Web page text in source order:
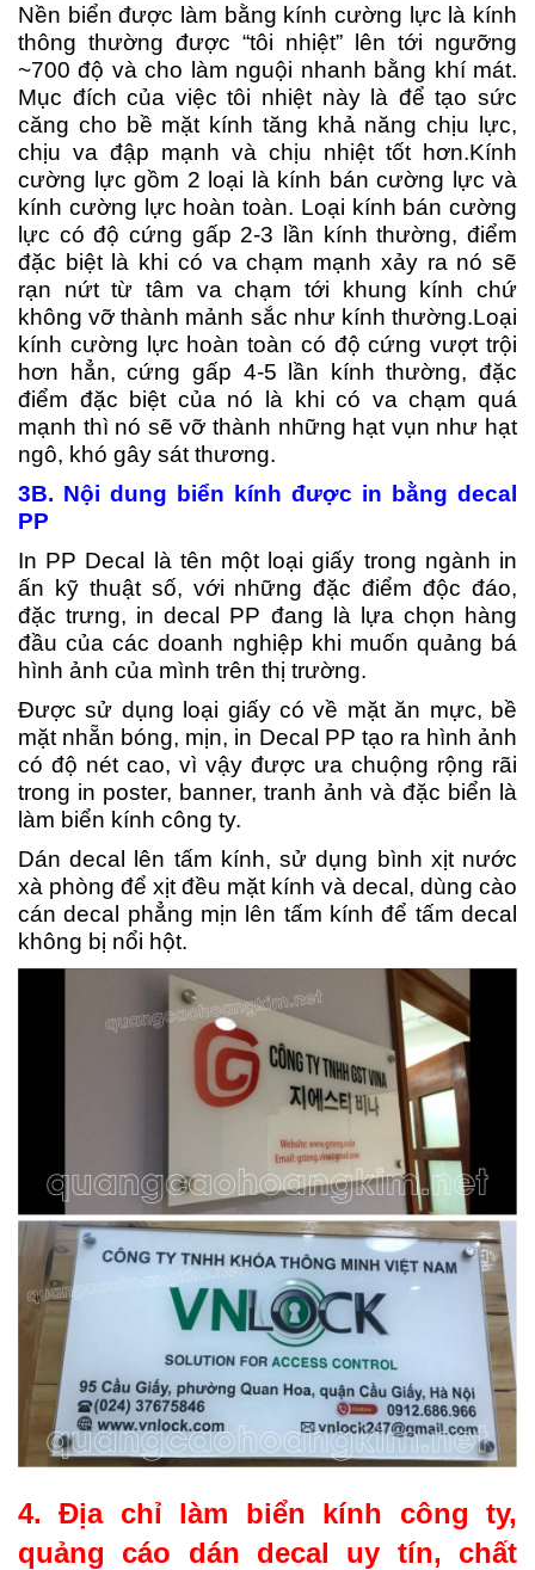
Nền biển được làm bằng kính cường lực là kính
thông thường được “tôi nhiệt” lên tới ngưỡng
~700 độ và cho làm nguội nhanh bằng khí mát.
Mục đích của việc tôi nhiệt này là để tạo sức
căng cho bề mặt kính tăng khả năng chịu lực,
chịu va đập mạnh và chịu nhiệt tốt hơn.Kính
cường lực gồm 2 loại là kính bán cường lực và
kính cường lực hoàn toàn. Loại kính bán cường
lực có độ cứng gấp 2-3 lần kính thường, điểm
đặc biệt là khi có va chạm mạnh xảy ra nó sẽ
rạn nứt từ tâm va chạm tới khung kính chứ
không vỡ thành mảnh sắc như kính thường.Loại
kính cường lực hoàn toàn có độ cứng vượt trội
hơn hẳn, cứng gấp 4-5 lần kính thường, đặc
điểm đặc biệt của nó là khi có va chạm quá
mạnh thì nó sẽ vỡ thành những hạt vụn như hạt
ngô, khó gây sát thương.
3B. Nội dung biển kính được in bằng decal
PP
In PP Decal là tên một loại giấy trong ngành in
ấn kỹ thuật số, với những đặc điểm độc đáo,
đặc trưng, in decal PP đang là lựa chọn hàng
đầu của các doanh nghiệp khi muốn quảng bá
hình ảnh của mình trên thị trường.
Được sử dụng loại giấy có về mặt ăn mực, bề
mặt nhẵn bóng, mịn, in Decal PP tạo ra hình ảnh
có độ nét cao, vì vậy được ưa chuộng rộng rãi
trong in poster, banner, tranh ảnh và đặc biển là
làm biển kính công ty.
Dán decal lên tấm kính, sử dụng bình xịt nước
xà phòng để xịt đều mặt kính và decal, dùng cào
cán decal phẳng mịn lên tấm kính để tấm decal
không bị nổi hột.
4. Địa chỉ làm biển kính công ty,
quảng cáo dán decal uy tín, chất